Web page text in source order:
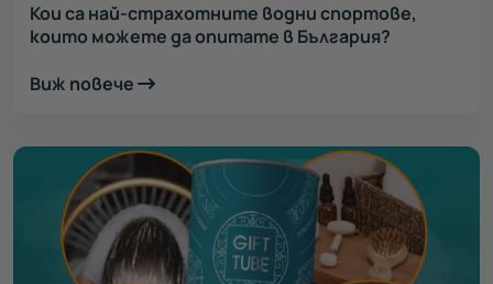
Кои са най-страхотните водни спортове,
които можете да опитате в България?
Виж повече